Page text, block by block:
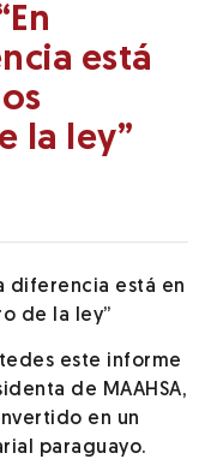
está
la ley”
diferencia está en
de la ley”
este informe
de MAAHSA,
en un
paraguayo.